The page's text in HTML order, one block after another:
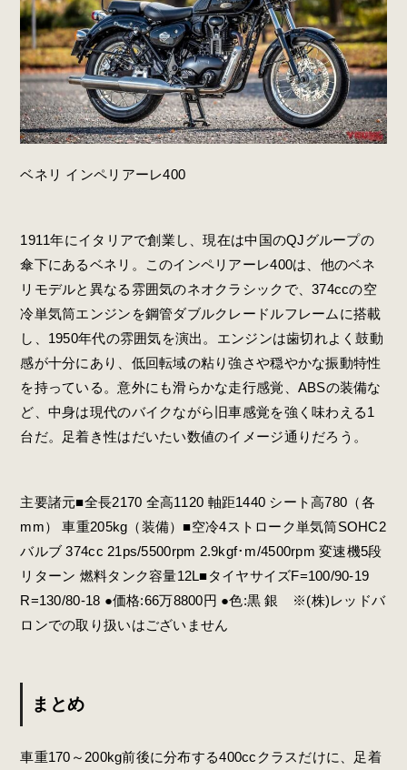
ベネリ インペリアーレ400
1911年にイタリアで創業し、現在は中国のQJグループの
傘下にあるベネリ。このインペリアーレ400は、他のベネ
リモデルと異なる雰囲気のネオクラシックで、374ccの空
冷単気筒エンジンを鋼管ダブルクレードルフレームに搭載
し、1950年代の雰囲気を演出。エンジンは歯切れよく鼓動
感が十分にあり、低回転域の粘り強さや穏やかな振動特性
を持っている。意外にも滑らかな走行感覚、ABSの装備な
ど、中身は現代のバイクながら旧車感覚を強く味わえる1
台だ。足着き性はだいたい数値のイメージ通りだろう。
主要諸元■全長2170 全高1120 軸距1440 シート高780（各
mm） 車重205kg（装備）■空冷4ストローク単気筒SOHC2
バルブ 374cc 21ps/5500rpm 2.9kgf･m/4500rpm 変速機5段
リターン 燃料タンク容量12L■タイヤサイズF=100/90-19
R=130/80-18 ●価格:66万8800円 ●色:黒 銀 ※(株)レッドバ
ロンでの取り扱いはございません
まとめ
車重170～200kg前後に分布する400ccクラスだけに、足着